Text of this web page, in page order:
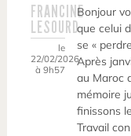
FRANCINE
LESOURD
le
22/02/2026
à 9h57
Bonjour
que celui
se «
Après
au Maroc
mémoire
finissons
Travail